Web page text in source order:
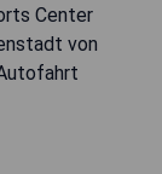
Center
von